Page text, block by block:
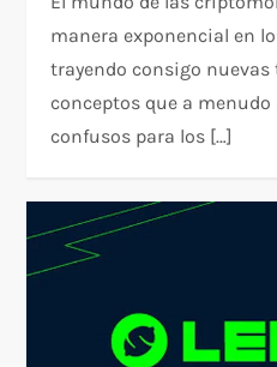
manera exponencial en
trayendo consigo
conceptos que a
confusos para los […]